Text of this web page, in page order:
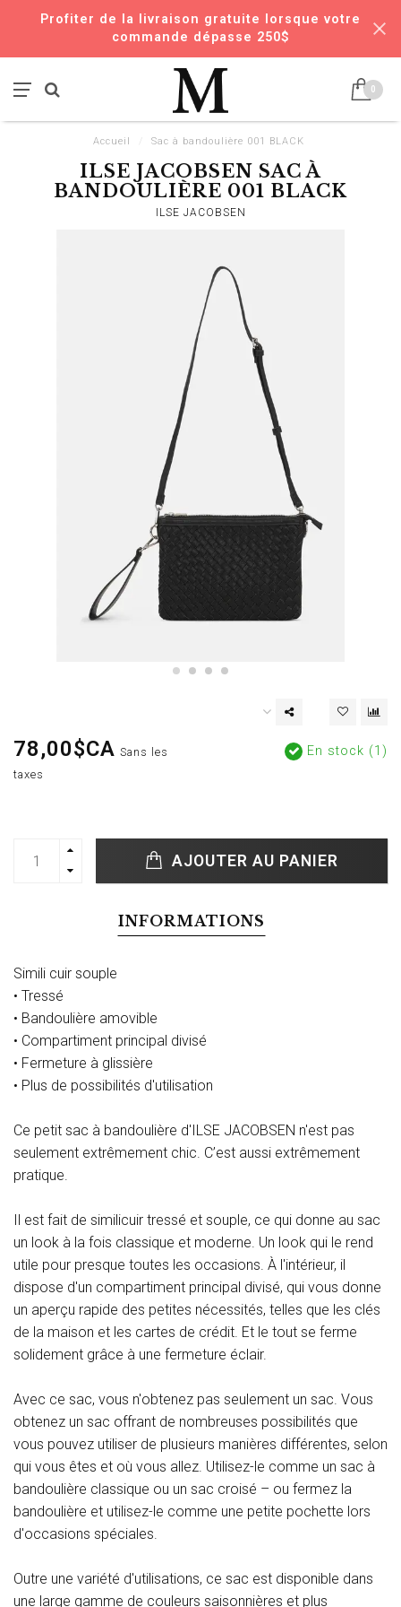
Profiter de la livraison gratuite lorsque votre
commande dépasse 250$
0
Accueil Sac à bandoulière 001 BLACK
ILSE JACOBSEN SAC À
BANDOULIÈRE 001 BLACK
ILSE JACOBSEN
78,00$CA Sans les
taxes
En stock (1)
AJOUTER AU PANIER
INFORMATIONS
Simili cuir souple
• Tressé
• Bandoulière amovible
• Compartiment principal divisé
• Fermeture à glissière
• Plus de possibilités d'utilisation
Ce petit sac à bandoulière d'ILSE JACOBSEN n'est pas
seulement extrêmement chic. C’est aussi extrêmement
pratique.
Il est fait de similicuir tressé et souple, ce qui donne au sac
un look à la fois classique et moderne. Un look qui le rend
utile pour presque toutes les occasions. À l'intérieur, il
dispose d'un compartiment principal divisé, qui vous donne
un aperçu rapide des petites nécessités, telles que les clés
de la maison et les cartes de crédit. Et le tout se ferme
solidement grâce à une fermeture éclair.
Avec ce sac, vous n'obtenez pas seulement un sac. Vous
obtenez un sac offrant de nombreuses possibilités que
vous pouvez utiliser de plusieurs manières différentes, selon
qui vous êtes et où vous allez. Utilisez-le comme un sac à
bandoulière classique ou un sac croisé – ou fermez la
bandoulière et utilisez-le comme une petite pochette lors
d'occasions spéciales.
Outre une variété d'utilisations, ce sac est disponible dans
une large gamme de couleurs saisonnières et plus